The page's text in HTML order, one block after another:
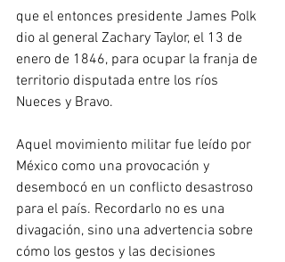
que el entonces presidente James Polk
dio al general Zachary Taylor, el 13 de
enero de 1846, para ocupar la franja de
territorio disputada entre los ríos
Nueces y Bravo.
Aquel movimiento militar fue leído por
México como una provocación y
desembocó en un conflicto desastroso
para el país. Recordarlo no es una
divagación, sino una advertencia sobre
cómo los gestos y las decisiones